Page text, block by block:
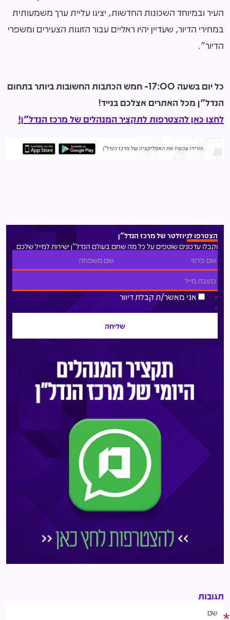
העיר ובמיוחד השכונות החדשות, יציגו עליית ערך משמעותית
במחירי הדיור, שעדיין יהיו ראליים עבור הזוגות הצעירים ומשפרי
הדיור".
כל יום בשעה 17:00- חמש הכתבות החשובות ביותר בתחום
הנדל"ן מכל האתרים אצלכם בנייד!
לחצו כאן להצטרפות לתקציר המנהלים של מרכז הנדל"ן!
הצטרפו לניוזלטר של מרכז הנדל"ן
וקבלו עדכונים שוטפים על כל מה שחם בעולם הנדל"ן ישירות למייל שלכם
אני מאשר/ת קבלת דיוור
תגובות